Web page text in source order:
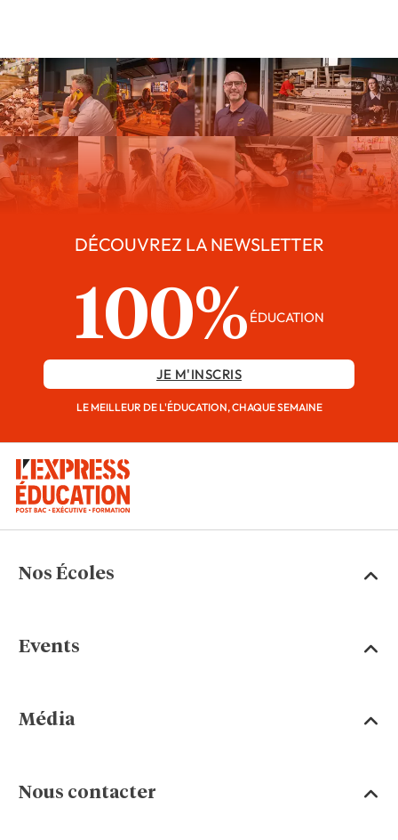
DÉCOUVREZ LA NEWSLETTER
100% ÉDUCATION
JE M'INSCRIS
LE MEILLEUR DE L'ÉDUCATION, CHAQUE SEMAINE
Nos Écoles
Events
Média
Nous contacter